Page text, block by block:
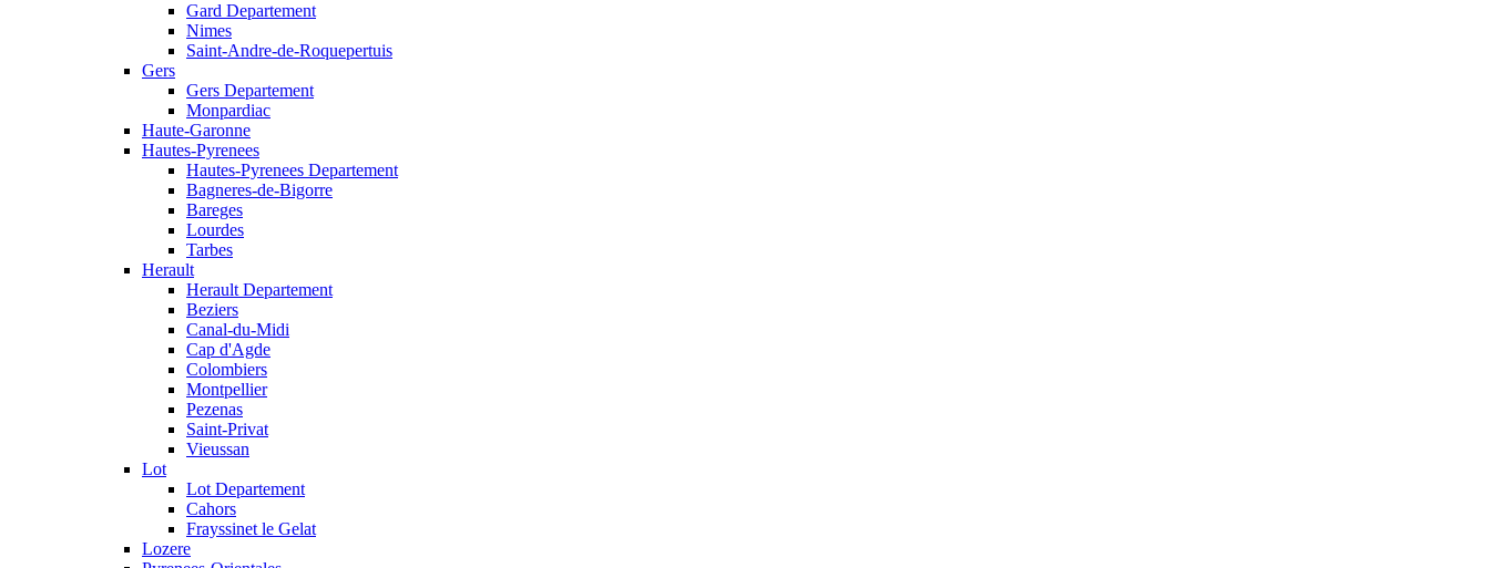
Gard Departement
Nimes
Saint-Andre-de-Roquepertuis
Gers
Gers Departement
Monpardiac
Haute-Garonne
Hautes-Pyrenees
Hautes-Pyrenees Departement
Bagneres-de-Bigorre
Bareges
Lourdes
Tarbes
Herault
Herault Departement
Beziers
Canal-du-Midi
Cap d'Agde
Colombiers
Montpellier
Pezenas
Saint-Privat
Vieussan
Lot
Lot Departement
Cahors
Frayssinet le Gelat
Lozere